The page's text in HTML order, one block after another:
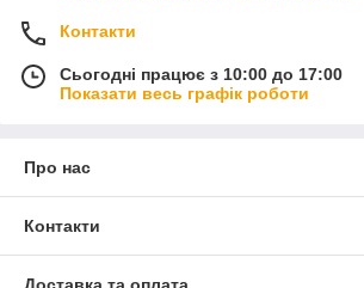
Контакти
Сьогодні працює з 10:00 до 17:00
Показати весь графік роботи
Про нас
Контакти